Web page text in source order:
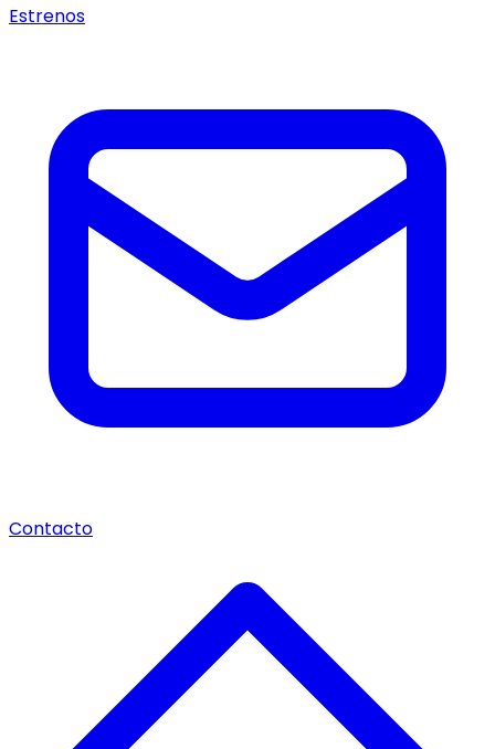
Estrenos
Contacto